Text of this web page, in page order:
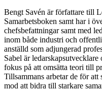
Bengt Savén är författare till
Samarbetsboken samt har i
chefsbefattningar samt med
inom både industri och
anställd som adjungerad
Sabel är
fokus på att omsätta teori till
Tillsammans arbetar de för
mod att bidra till starkare